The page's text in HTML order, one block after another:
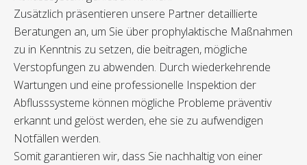
Zusätzlich präsentieren unsere Partner detaillierte
Beratungen an, um Sie über prophylaktische Maßnahmen
zu in Kenntnis zu setzen, die beitragen, mögliche
Verstopfungen zu abwenden. Durch wiederkehrende
Wartungen und eine professionelle Inspektion der
Abflusssysteme können mögliche Probleme präventiv
erkannt und gelöst werden, ehe sie zu aufwendigen
Notfällen werden.
Somit garantieren wir, dass Sie nachhaltig von einer